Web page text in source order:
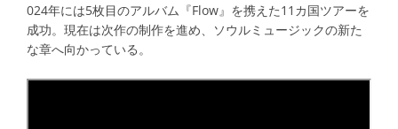
024年には5枚目のアルバム『Flow』を携えた11カ国ツアーを
成功。現在は次作の制作を進め、ソウルミュージックの新た
な章へ向かっている。